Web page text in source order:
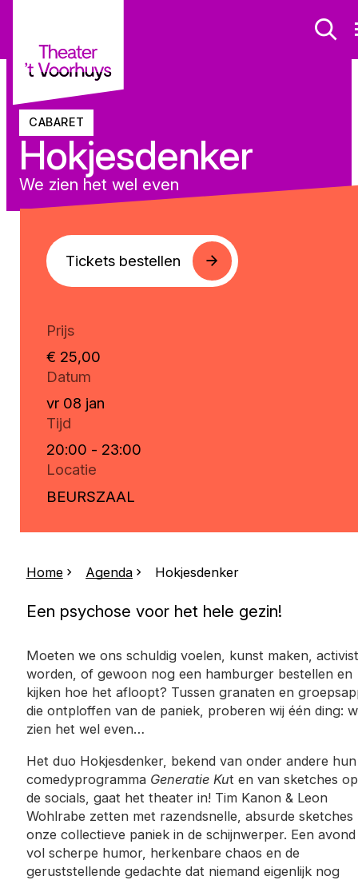
Hokjesdenker
We zien het wel even
CABARET
Home Agenda Hokjesdenker
Een psychose voor het hele gezin!
Moeten we ons schuldig voelen, kunst maken, activist
worden, of gewoon nog een hamburger bestellen en
kijken hoe het afloopt? Tussen granaten en
die ontploffen van de paniek, proberen wij één ding:
zien het wel even…
Het duo Hokjesdenker, bekend van onder andere hun
comedyprogrammaGeneratie Kut en van sketches op
de socials, gaat het theater in! Tim Kanon & Leon
Wohlrabe zetten met razendsnelle, absurde sketches
onze collectieve paniek in de schijnwerper. Een avond
vol scherpe humor, herkenbare chaos en de
geruststellende gedachte dat niemand eigenlijk nog
Tickets bestellen
Prijs
€ 25,00
Datum
vr 08 jan
Tijd
20:00 - 23:00
Locatie
BEURSZAAL